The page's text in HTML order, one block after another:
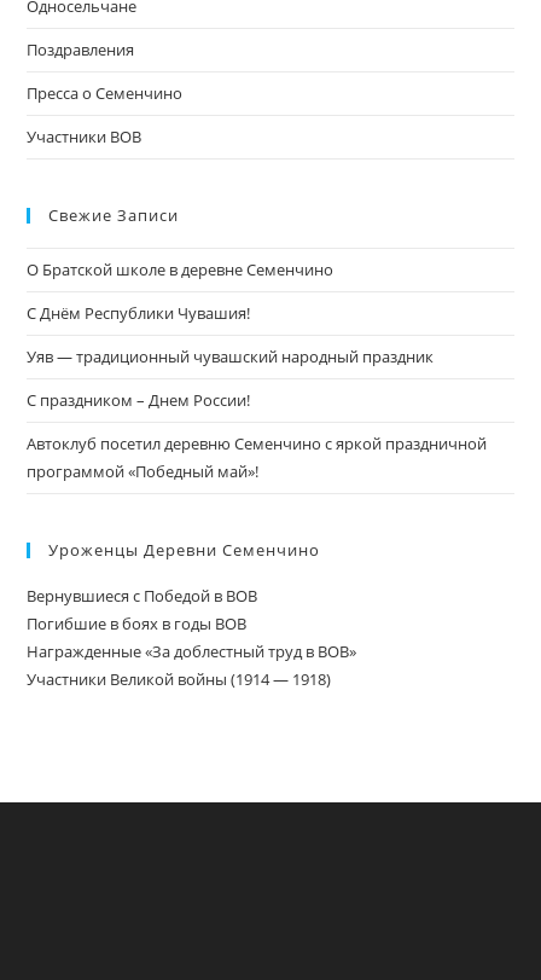
Односельчане
Поздравления
Пресса о Семенчино
Участники ВОВ
Свежие Записи
О Братской школе в деревне Семенчино
С Днём Республики Чувашия!
Уяв — традиционный чувашский народный праздник
С праздником – Днем России!
Автоклуб посетил деревню Семенчино с яркой праздничной
программой «Победный май»!
Уроженцы Деревни Семенчино
Вернувшиеся с Победой в ВОВ
Погибшие в боях в годы ВОВ
Награжденные «За доблестный труд в ВОВ»
Участники Великой войны (1914 — 1918)